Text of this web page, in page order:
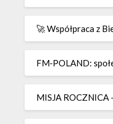
🚀 Współpraca z
FM‑POLAND:
MISJA ROCZNICA